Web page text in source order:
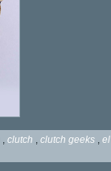
, clutch , clutch geeks , el